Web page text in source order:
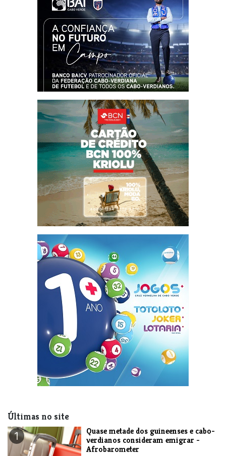
Últimas no site
1
Quase metade dos guineenses e cabo-
verdianos consideram emigrar -
Afrobarometer